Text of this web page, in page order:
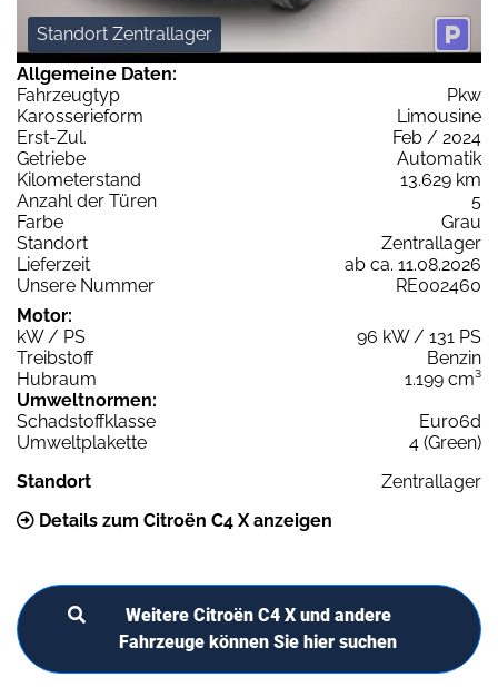
Standort Zentrallager
Allgemeine Daten:
Fahrzeugtyp
Pkw
Karosserieform
Limousine
Erst-Zul.
Feb / 2024
Getriebe
Automatik
Kilometerstand
13.629 km
Anzahl der Türen
5
Farbe
Grau
Standort
Zentrallager
Lieferzeit
ab ca. 11.08.2026
Unsere Nummer
RE002460
Motor:
kW / PS
96 kW / 131 PS
Treibstoff
Benzin
Hubraum
1.199 cm³
Umweltnormen:
Schadstoffklasse
Euro6d
Umweltplakette
4 (Green)
Standort
Zentrallager
Details zum Citroën C4 X anzeigen
Weitere Citroën C4 X und andere
Fahrzeuge können Sie hier suchen